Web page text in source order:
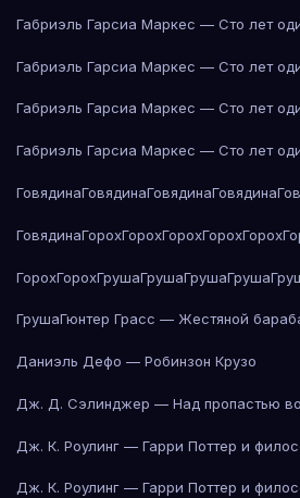
Габриэль Гарсиа Маркес — Сто лет
Габриэль Гарсиа Маркес — Сто лет
Габриэль Гарсиа Маркес — Сто лет
Габриэль Гарсиа Маркес — Сто лет
ГовядинаГовядинаГовядинаГовядина
ГовядинаГорохГорохГорохГорохГорох
ГорохГорохГрушаГрушаГрушаГруша
ГрушаГюнтер Грасс — Жестяной
Даниэль Дефо — Робинзон Крузо
Дж. Д. Сэлинджер — Над пропастью
Дж. К. Роулинг — Гарри Поттер и
Дж. К. Роулинг — Гарри Поттер и